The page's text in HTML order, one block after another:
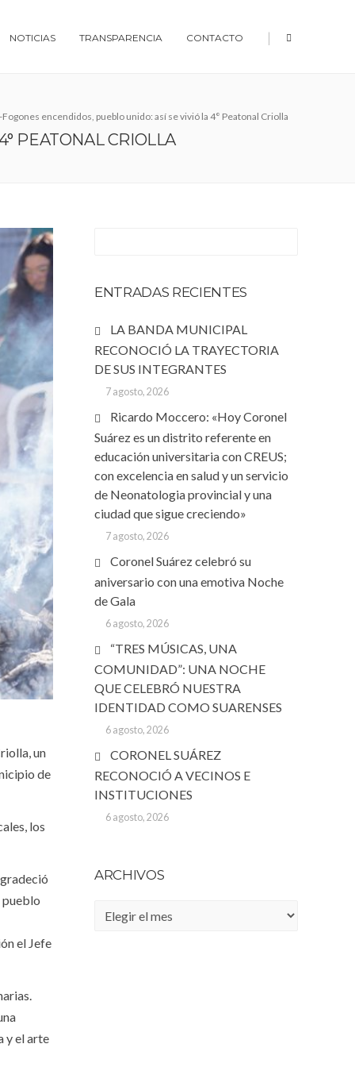
NOTICIAS TRANSPARENCIA CONTACTO |
encendidos, pueblo unido: así se vivió la 4° Peatonal Criolla
PEATONAL CRIOLLA
un
de
los
el Jefe
y el arte
ENTRADAS RECIENTES
LA BANDA MUNICIPAL
RECONOCIÓ LA TRAYECTORIA
DE SUS INTEGRANTES
7 agosto, 2026
Ricardo Moccero: «Hoy Coronel
Suárez es un distrito referente en
educación universitaria con CREUS;
con excelencia en salud y un servicio
de Neonatologia provincial y una
ciudad que sigue creciendo»
7 agosto, 2026
Coronel Suárez celebró su
aniversario con una emotiva Noche
de Gala
6 agosto, 2026
“TRES MÚSICAS, UNA
COMUNIDAD”: UNA NOCHE
QUE CELEBRÓ NUESTRA
IDENTIDAD COMO SUARENSES
6 agosto, 2026
CORONEL SUÁREZ
RECONOCIÓ A VECINOS E
INSTITUCIONES
6 agosto, 2026
ARCHIVOS
Archivos